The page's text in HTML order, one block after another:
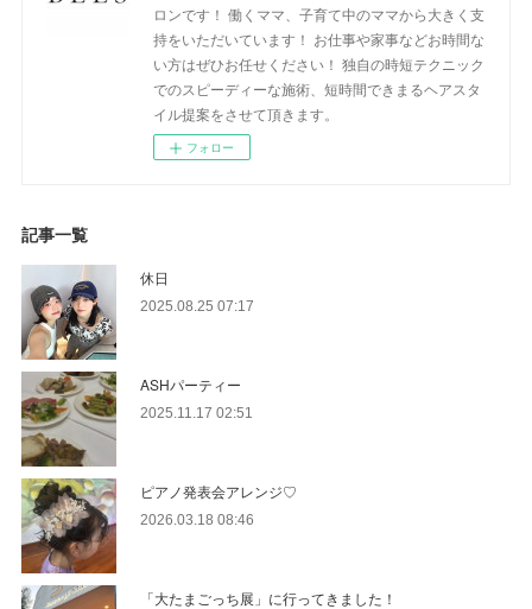
ロンです！ 働くママ、子育て中のママから大きく支
持をいただいています！ お仕事や家事などお時間な
い方はぜひお任せください！ 独自の時短テクニック
でのスピーディーな施術、短時間できまるヘアスタ
イル提案をさせて頂きます。
フォロー
記事一覧
休日
2025.08.25 07:17
ASHパーティー
2025.11.17 02:51
ピアノ発表会アレンジ♡
2026.03.18 08:46
「大たまごっち展」に行ってきました！